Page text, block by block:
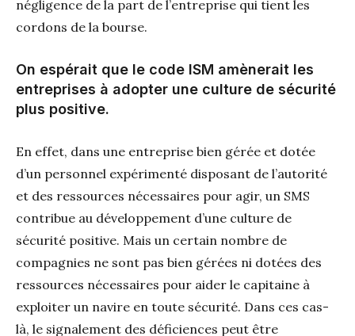
négligence de la part de l’entreprise qui tient les
cordons de la bourse.
On espérait que le code ISM amènerait les
entreprises à adopter une culture de sécurité
plus positive.
En effet, dans une entreprise bien gérée et dotée
d’un personnel expérimenté disposant de l’autorité
et des ressources nécessaires pour agir, un SMS
contribue au développement d’une culture de
sécurité positive. Mais un certain nombre de
compagnies ne sont pas bien gérées ni dotées des
ressources nécessaires pour aider le capitaine à
exploiter un navire en toute sécurité. Dans ces cas-
là, le signalement des déficiences peut être